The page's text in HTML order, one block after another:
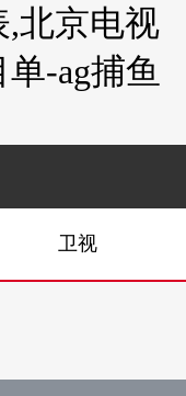
北京电视
-ag捕鱼
卫视